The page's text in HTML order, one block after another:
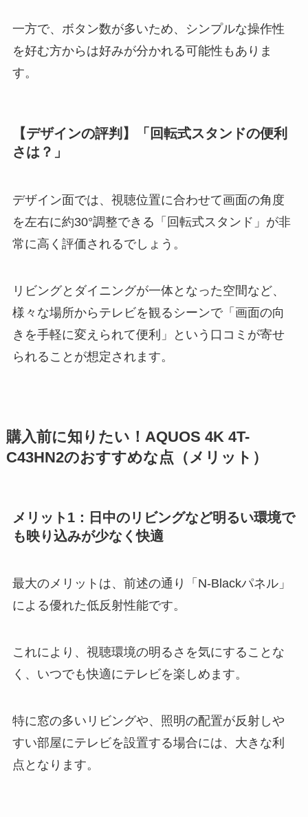
一方で、ボタン数が多いため、シンプルな操作性
を好む方からは好みが分かれる可能性もありま
す。
【デザインの評判】「回転式スタンドの便利
さは？」
デザイン面では、視聴位置に合わせて画面の角度
を左右に約30°調整できる「回転式スタンド」が非
常に高く評価されるでしょう。
リビングとダイニングが一体となった空間など、
様々な場所からテレビを観るシーンで「画面の向
きを手軽に変えられて便利」という口コミが寄せ
られることが想定されます。
購入前に知りたい！AQUOS 4K 4T-
C43HN2のおすすめな点（メリット）
メリット1：日中のリビングなど明るい環境で
も映り込みが少なく快適
最大のメリットは、前述の通り「N-Blackパネル」
による優れた低反射性能です。
これにより、視聴環境の明るさを気にすることな
く、いつでも快適にテレビを楽しめます。
特に窓の多いリビングや、照明の配置が反射しや
すい部屋にテレビを設置する場合には、大きな利
点となります。